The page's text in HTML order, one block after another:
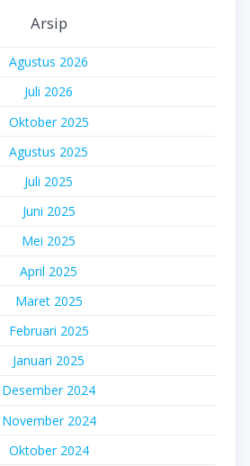
Arsip
Agustus 2026
Juli 2026
Oktober 2025
Agustus 2025
Juli 2025
Juni 2025
Mei 2025
April 2025
Maret 2025
Februari 2025
Januari 2025
Desember 2024
November 2024
Oktober 2024